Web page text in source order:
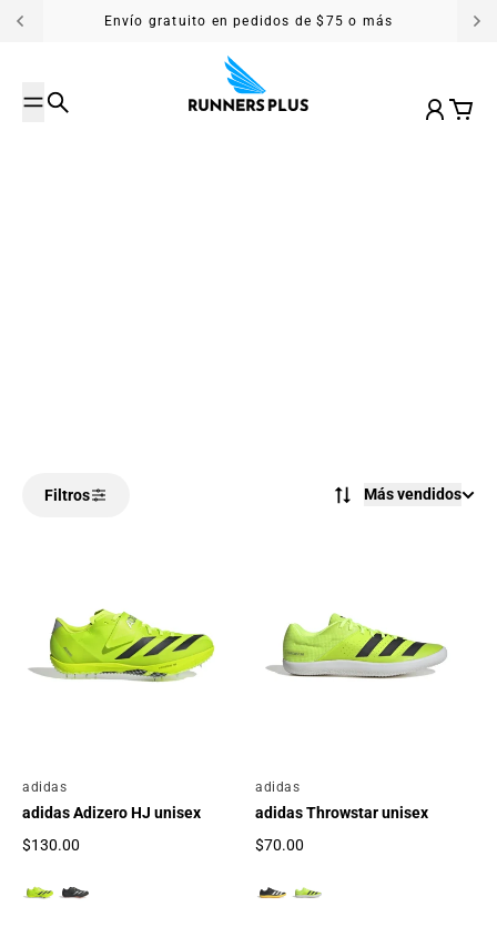
Saltar al contenidoEnvío gratuito en pedidos de $75 o más
Buscar Cuenta
Filtros Más vendidos
Por
adidas
adidas Adizero HJ unisex
$130.00
Por
adidas
adidas Throwstar unisex
$70.00